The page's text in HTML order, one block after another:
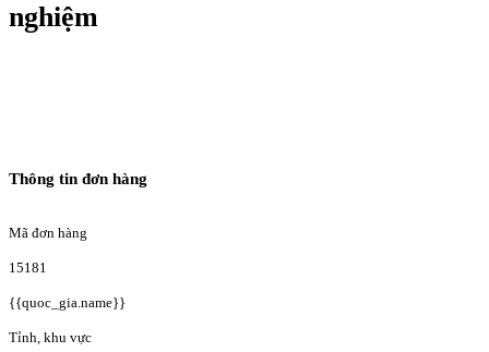
nghiệm
Thông tin đơn hàng
Mã đơn hàng
15181
{{quoc_gia.name}}
Tỉnh, khu vực